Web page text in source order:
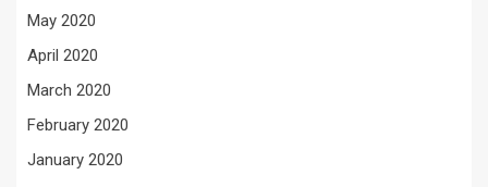
May 2020
April 2020
March 2020
February 2020
January 2020